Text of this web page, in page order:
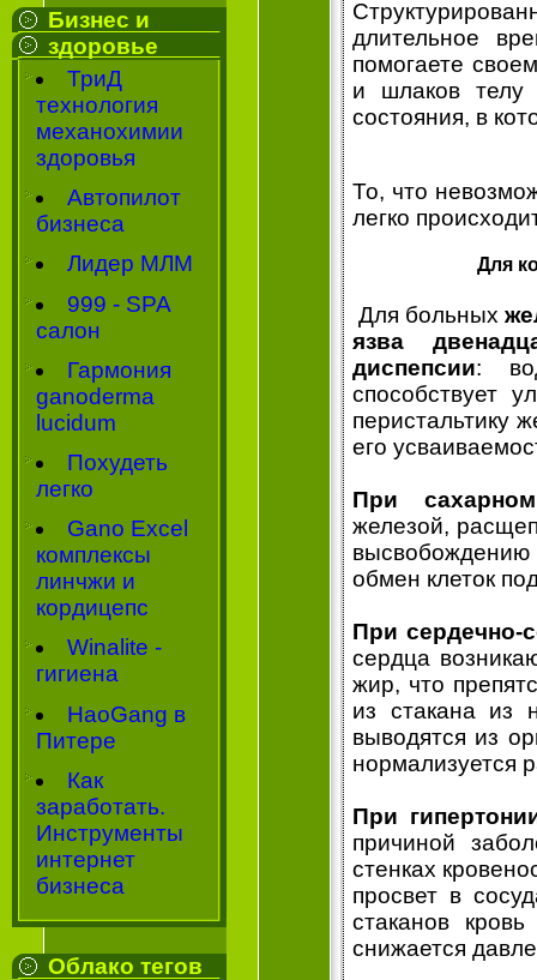
Бизнес и
здоровье
ТриД
технология
механохимии
здоровья
Автопилот
бизнеса
Лидер МЛМ
999 - SPA
салон
Гармония
ganoderma
lucidum
Похудеть
легко
Gano Excel
комплексы
линчжи и
кордицепс
Winalite -
гигиена
HaoGang в
Питере
Как
заработать.
Инструменты
интернет
бизнеса
Облако тегов
длительное
помогаете
и шлаков телу
состояния, в
То, что
легко
Для
Для больных
язва
диспепсии:
способствует
перистальтику
его
При
железой,
обмен клеток
При сердечно-
сердца
жир, что
из стакана из
выводятся из
нормализуется
При
причиной
стенках
просвет в
стаканов
снижается